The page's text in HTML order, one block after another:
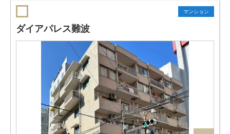
マンション
ダイアパレス難波